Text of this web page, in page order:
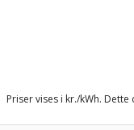
Priser vises i kr./kWh.